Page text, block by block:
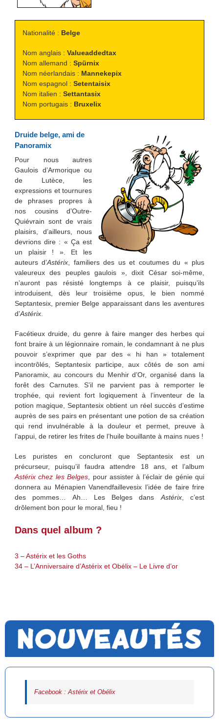
Nationalité : Belge
Nom anglais : Valueaddedtax
Nom allemand : Spürnix
Nom néerlandais : Mannekepix
Nom espagnol : Setentaisix
Nom italien : Settantasix
Nom portugais : Bruxelix
Druide belge, ami de
Panoramix
Pour nous autres
Gaulois d’Armorique ou
de Lutèce, les
expressions et tournures
de phrases propres à
nos cousins d’Outre-
Quiévrain sont de vrais
plaisirs, d’ailleurs, nous
devrions dire : « Ça est
un plaisir ! ». Et les
auteurs d’Astérix , familiers des us et coutumes du « plus
valeureux des peuples gaulois », dixit César soi-même,
n’auront pas résisté longtemps à ce plaisir, puisqu’ils
introduisent, dès leur troisième opus, le bien nommé
Septantesix, premier Belge apparaissant dans les aventures
d’Astérix
Facétieux druide, du genre à faire manger des herbes qui
font braire à un légionnaire romain, le condamnant à ne plus
pouvoir s’exprimer que par des « hi han » totalement
incontrôlés, Septantesix participe, aux côtés de son ami
Panoramix, au concours du Menhir d’Or, organisé dans la
forêt des Carnutes. S’il ne parvient pas à remporter le
trophée, qui revient fort logiquement à l’inventeur de la
potion magique, Septantesix obtient un réel succès d’estime
auprès de ses pairs en présentant une potion de sa création
qui rend invulnérable à la douleur et permet, preuve à
l’appui, de retirer les frites de l’huile bouillante à mains nues !
Les puristes en concluront que Septantesix est un
précurseur, puisqu’il faudra attendre 18 ans, et l’album
Astérix chez les Belges , pour assister à l’éclair de génie qui
donnera au Ménapien Vanendfaillevesix l’idée de faire frire
des pommes… Ah… Les Belges dans Astérix, c’est
drôlement bon pour le moral, fieu !
Dans quel album ?
3 – Astérix et les Goths
34 – L’Anniversaire d’Astérix et Obélix – Le Livre d’or
Facebook : Astérix et Obélix